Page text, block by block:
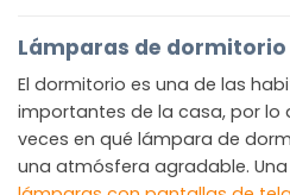
Lámparas de
El dormitorio es una de las
importantes de la casa, por lo
veces en qué lámpara de
una atmósfera agradable.